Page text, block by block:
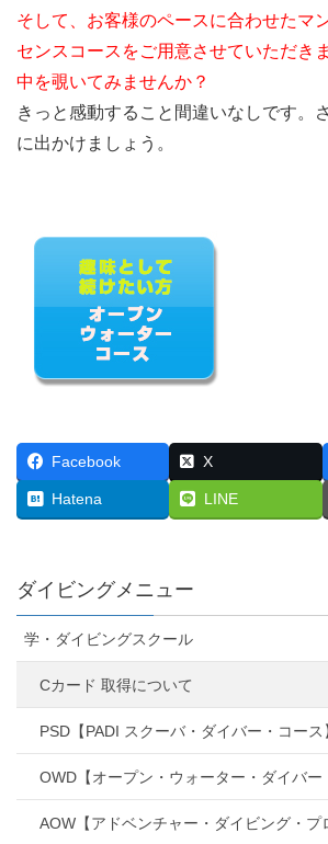
そして、お客様のペースに合わせたマ
センスコースをご用意させていただき
中を覗いてみませんか？
きっと感動すること間違いなしです。
に出かけましょう。
Facebook X
Hatena LINE
ダイビングメニュー
学・ダイビングスクール
Cカード 取得について
PSD【PADI スクーバ・ダイバー・コース
OWD【オープン・ウォーター・ダイバー
AOW【アドベンチャー・ダイビング・プ